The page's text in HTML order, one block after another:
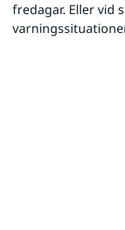
fredagar. Eller vid